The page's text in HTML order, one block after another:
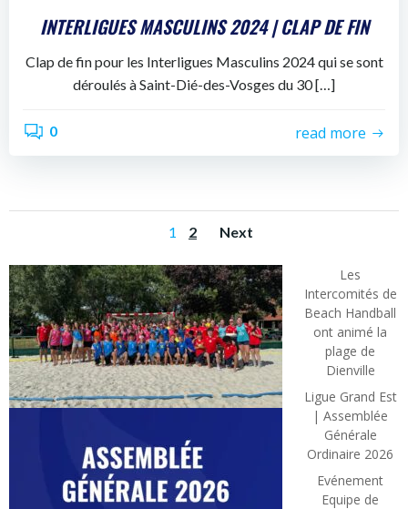
INTERLIGUES MASCULINS 2024 | CLAP DE FIN
Clap de fin pour les Interligues Masculins 2024 qui se sont
déroulés à Saint-Dié-des-Vosges du 30 […]
0 read more
POSTS
NAVIGATION
Page
1 Page
2 POSTS
NAVIGATION
Next
Les
Intercomités de
Beach Handball
ont animé la
plage de
Dienville
Ligue Grand Est
| Assemblée
Générale
Ordinaire 2026
Evénement
Equipe de